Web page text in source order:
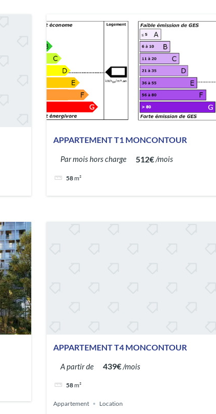
APPARTEMENT T1 MONCONTOUR
Par mois hors charge 512€/mois
58m²
APPARTEMENT T4 MONCONTOUR
A partir de 439€/mois
58m²
Appartement Location